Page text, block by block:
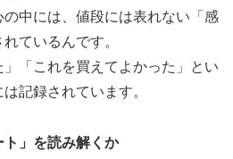
中には、値段には表れない「感
ているんです。
」「これを買えてよかった」とい
記録されています。
ト」を読み解くか